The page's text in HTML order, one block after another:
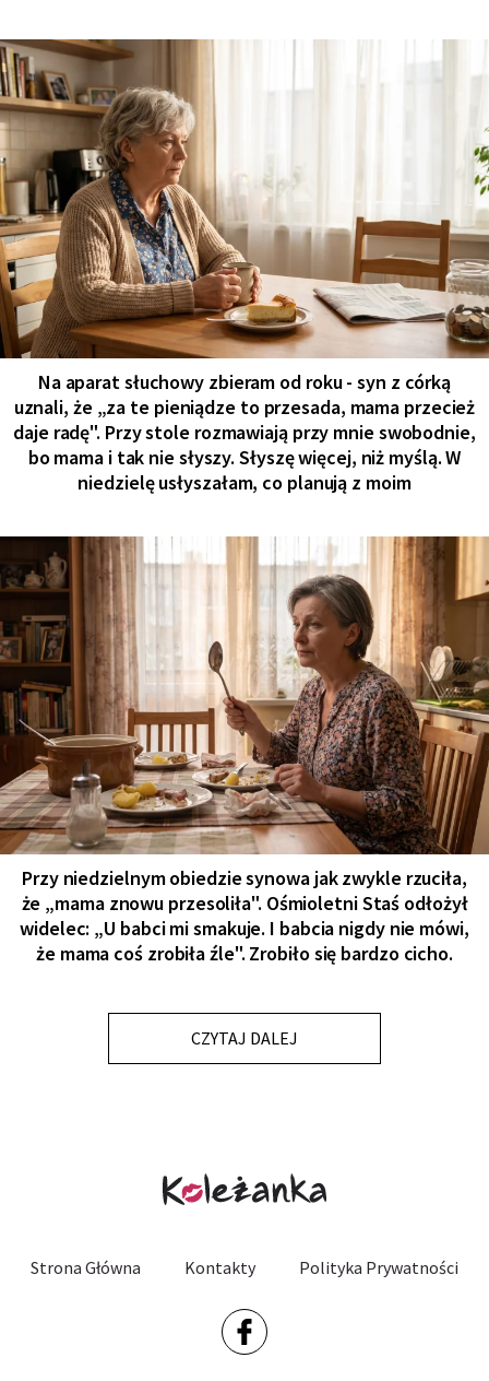
Na aparat słuchowy zbieram od roku - syn z córką
uznali, że „za te pieniądze to przesada, mama przecież
daje radę". Przy stole rozmawiają przy mnie swobodnie,
bo mama i tak nie słyszy. Słyszę więcej, niż myślą. W
niedzielę usłyszałam, co planują z moim
Przy niedzielnym obiedzie synowa jak zwykle rzuciła,
że „mama znowu przesoliła". Ośmioletni Staś odłożył
widelec: „U babci mi smakuje. I babcia nigdy nie mówi,
że mama coś zrobiła źle". Zrobiło się bardzo cicho.
CZYTAJ DALEJ
Strona Główna Kontakty Polityka Prywatności